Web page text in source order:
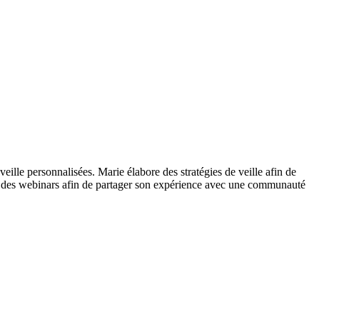
personnalisées. Marie élabore des stratégies de veille afin de
webinars afin de partager son expérience avec une communauté